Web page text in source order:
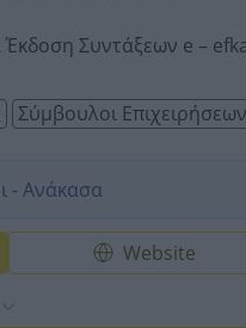
Έκδοση Συντάξεων e –
Σύμβουλοι Επιχειρήσεων
- Ανάκασα
Website